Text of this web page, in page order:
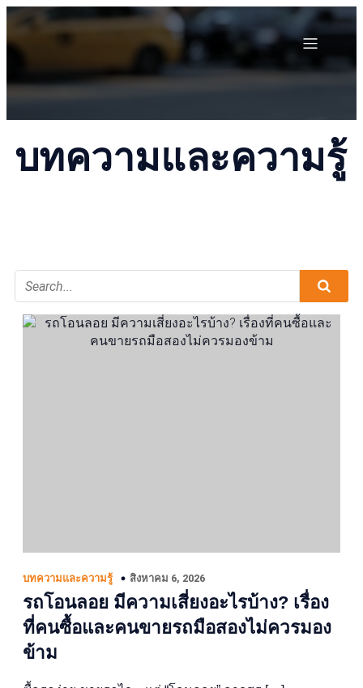
บทความและความรู้
บทความและความรู้ สิงหาคม 6, 2026
รถโอนลอย มีความเสี่ยงอะไรบ้าง? เรื่อง
ที่คนซื้อและคนขายรถมือสองไม่ควรมอง
ข้าม